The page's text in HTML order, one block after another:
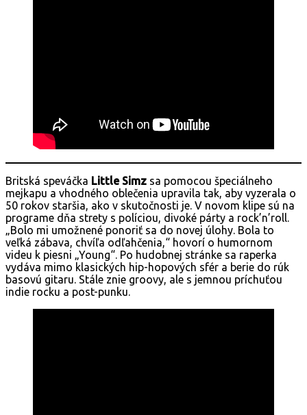
Britská speváčka Little Simz sa pomocou špeciálneho
mejkapu a vhodného oblečenia upravila tak, aby vyzerala o
50 rokov staršia, ako v skutočnosti je. V novom klipe sú na
programe dňa strety s políciou, divoké párty a rock’n’roll.
„Bolo mi umožnené ponoriť sa do novej úlohy. Bola to
veľká zábava, chvíľa odľahčenia,“ hovorí o humornom
videu k piesni „Young“. Po hudobnej stránke sa raperka
vydáva mimo klasických hip-hopových sfér a berie do rúk
basovú gitaru. Stále znie groovy, ale s jemnou príchuťou
indie rocku a post-punku.